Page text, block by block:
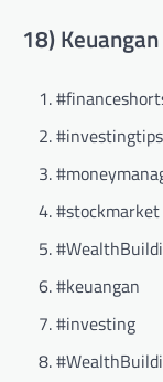
18)
#investingtips
#stockmarket
#keuangan
#investing